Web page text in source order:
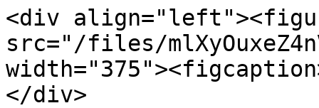
<div
src="/files/
</div>